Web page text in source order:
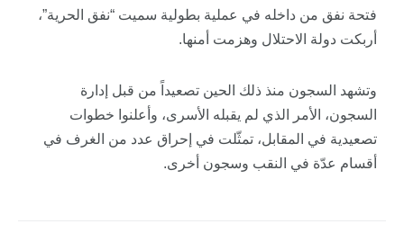
فتحة نفق من داخله في عملية بطولية سميت “نفق الحرية”،
أربكت دولة الاحتلال وهزمت أمنها.
وتشهد السجون منذ ذلك الحين تصعيداً من قبل إدارة
السجون، الأمر الذي لم يقبله الأسرى، وأعلنوا خطوات
تصعيدية في المقابل، تمثّلت في إحراق عدد من الغرف في
أقسام عدّة في النقب وسجون أخرى.